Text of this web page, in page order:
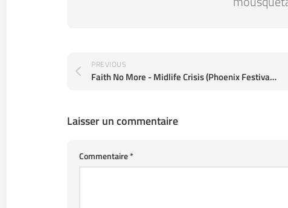
PREVIOUS
Faith No More - Midlife Crisis (Phoenix Festival ‘97)
Laisser un commentaire
Commentaire*